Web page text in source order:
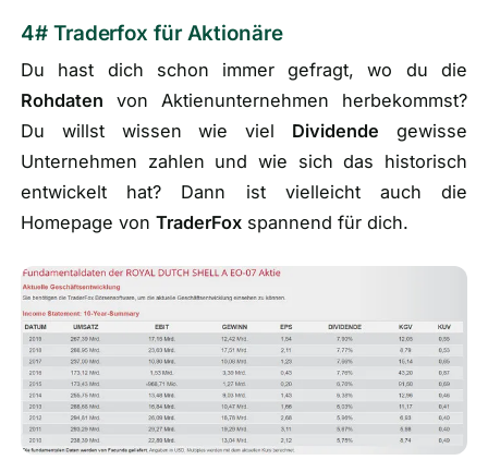
4# Traderfox für Aktionäre
Du hast dich schon immer gefragt, wo du die
Rohdaten von Aktienunternehmen herbekommst?
Du willst wissen wie viel Dividende gewisse
Unternehmen zahlen und wie sich das historisch
entwickelt hat? Dann ist vielleicht auch die
Homepage vonTraderFox spannend für dich.